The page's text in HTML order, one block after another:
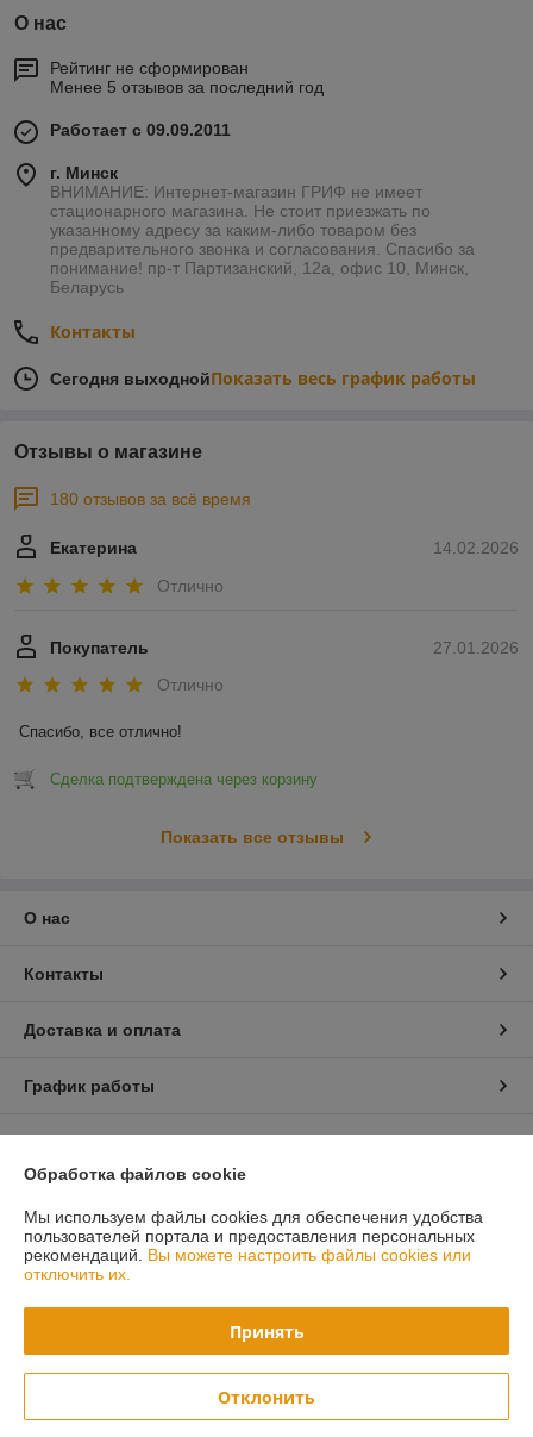
О нас
Рейтинг не сформирован
Менее 5 отзывов за последний год
Работает с 09.09.2011
г. Минск
ВНИМАНИЕ: Интернет-магазин ГРИФ не имеет
стационарного магазина. Не стоит приезжать по
указанному адресу за каким-либо товаром без
предварительного звонка и согласования. Спасибо за
понимание! пр-т Партизанский, 12а, офис 10, Минск,
Беларусь
Контакты
Сегодня выходнойПоказать весь график работы
Отзывы о магазине
180 отзывов за всё время
14.02.2026
Екатерина
Отлично
27.01.2026
Покупатель
Отлично
Спасибо, все отлично!
Сделка подтверждена через корзину
Показать все отзывы
О нас
Контакты
Доставка и оплата
График работы
Сайт создан на платформе Deal.by
Обработка файлов cookie
Мы используем файлы cookies для обеспечения удобства
пользователей портала и предоставления персональных
рекомендаций. Вы можете настроить файлы cookies или
отключить их.
Принять
Отклонить